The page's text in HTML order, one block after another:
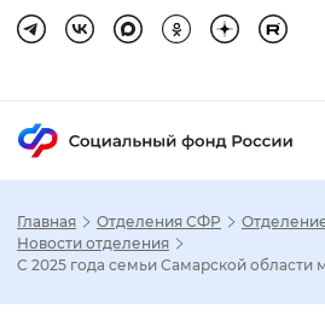
Настройка
Главная Отделения СФР
Новости отделения
С 2025 года семьи Самарской области